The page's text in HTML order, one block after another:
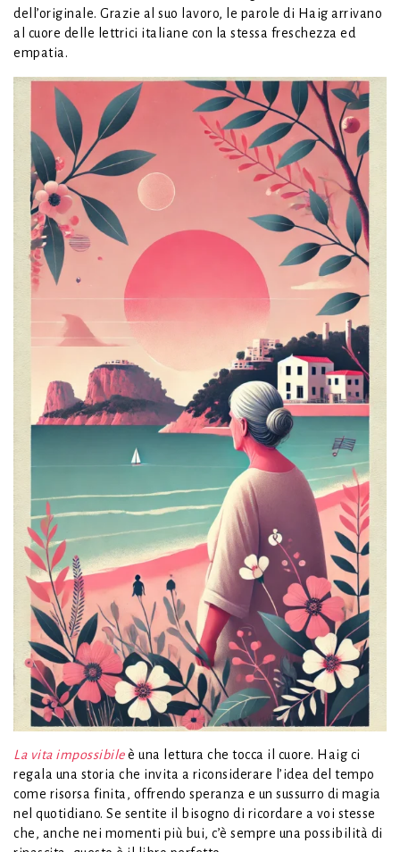
dell’originale. Grazie al suo lavoro, le parole di Haig arrivano
al cuore delle lettrici italiane con la stessa freschezza ed
empatia.
La vita impossibileè una lettura che tocca il cuore. Haig ci
regala una storia che invita a riconsiderare l’idea del tempo
come risorsa finita, offrendo speranza e un sussurro di magia
nel quotidiano. Se sentite il bisogno di ricordare a voi stesse
che, anche nei momenti più bui, c’è sempre una possibilità di